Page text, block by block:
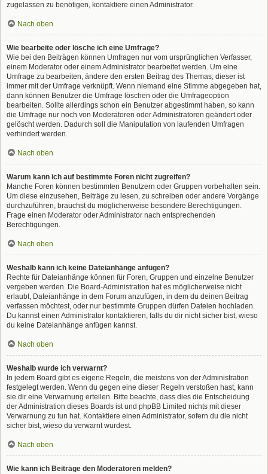
zugelassen zu benötigen, kontaktiere einen Administrator.
Nach oben
Wie bearbeite oder lösche ich eine Umfrage?
Wie bei den Beiträgen können Umfragen nur vom ursprünglichen Verfasser,
einem Moderator oder einem Administrator bearbeitet werden. Um eine
Umfrage zu bearbeiten, ändere den ersten Beitrag des Themas; dieser ist
immer mit der Umfrage verknüpft. Wenn niemand eine Stimme abgegeben hat,
dann können Benutzer die Umfrage löschen oder die Umfrageoption
bearbeiten. Sollte allerdings schon ein Benutzer abgestimmt haben, so kann
die Umfrage nur noch von Moderatoren oder Administratoren geändert oder
gelöscht werden. Dadurch soll die Manipulation von laufenden Umfragen
verhindert werden.
Nach oben
Warum kann ich auf bestimmte Foren nicht zugreifen?
Manche Foren können bestimmten Benutzern oder Gruppen vorbehalten sein.
Um diese einzusehen, Beiträge zu lesen, zu schreiben oder andere Vorgänge
durchzuführen, brauchst du möglicherweise besondere Berechtigungen.
Frage einen Moderator oder Administrator nach entsprechenden
Berechtigungen.
Nach oben
Weshalb kann ich keine Dateianhänge anfügen?
Rechte für Dateianhänge können für Foren, Gruppen und einzelne Benutzer
vergeben werden. Die Board-Administration hat es möglicherweise nicht
erlaubt, Dateianhänge in dem Forum anzufügen, in dem du deinen Beitrag
verfassen möchtest, oder nur bestimmte Gruppen dürfen Dateien hochladen.
Du kannst einen Administrator kontaktieren, falls du dir nicht sicher bist, wieso
du keine Dateianhänge anfügen kannst.
Nach oben
Weshalb wurde ich verwarnt?
In jedem Board gibt es eigene Regeln, die meistens von der Administration
festgelegt werden. Wenn du gegen eine dieser Regeln verstoßen hast, kann
sie dir eine Verwarnung erteilen. Bitte beachte, dass dies die Entscheidung
der Administration dieses Boards ist und phpBB Limited nichts mit dieser
Verwarnung zu tun hat. Kontaktiere einen Administrator, sofern du die nicht
sicher bist, wieso du verwarnt wurdest.
Nach oben
Wie kann ich Beiträge den Moderatoren melden?